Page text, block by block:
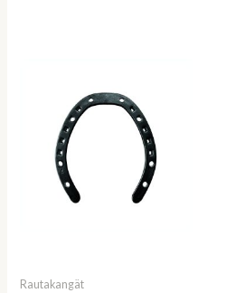
Rautakangät